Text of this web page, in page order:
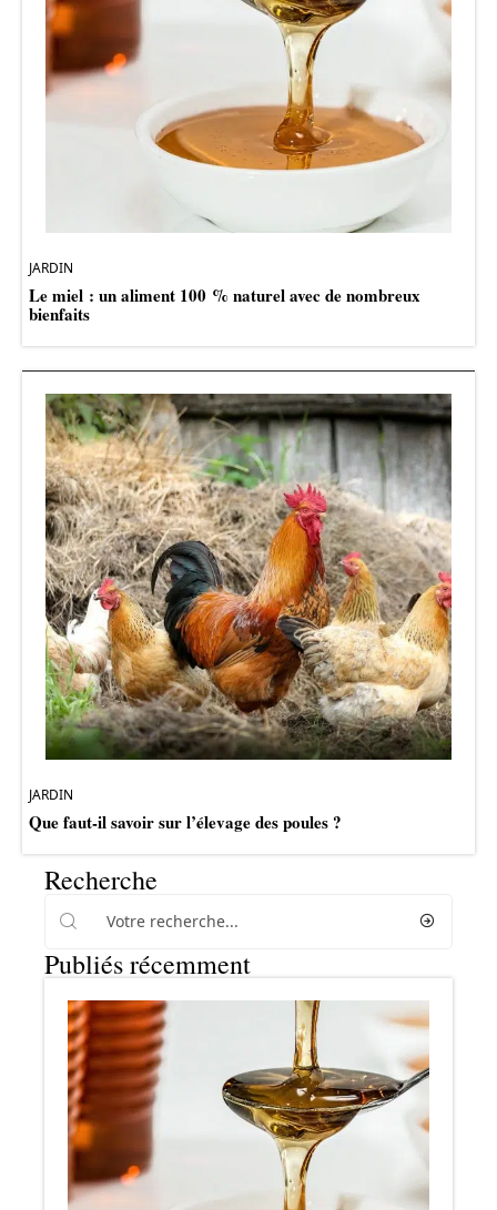
JARDIN
Le miel : un aliment 100 % naturel avec de nombreux
bienfaits
JARDIN
Que faut-il savoir sur l’élevage des poules ?
Recherche
Publiés récemment